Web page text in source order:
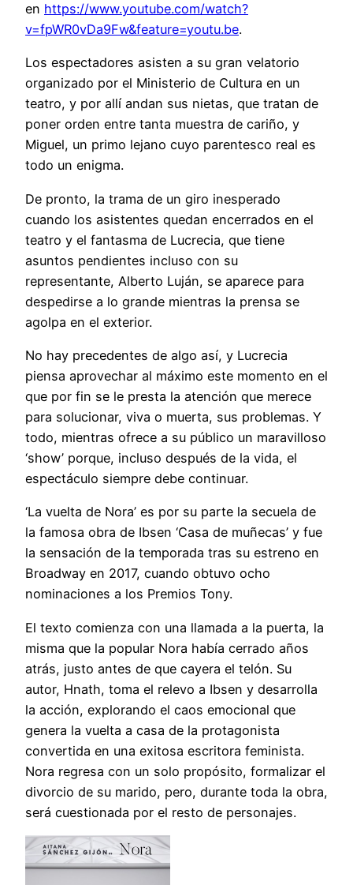
en https://www.youtube.com/watch?
v=fpWR0vDa9Fw&feature=youtu.be.
Los espectadores asisten a su gran velatorio
organizado por el Ministerio de Cultura en un
teatro, y por allí andan sus nietas, que tratan de
poner orden entre tanta muestra de cariño, y
Miguel, un primo lejano cuyo parentesco real es
todo un enigma.
De pronto, la trama de un giro inesperado
cuando los asistentes quedan encerrados en el
teatro y el fantasma de Lucrecia, que tiene
asuntos pendientes incluso con su
representante, Alberto Luján, se aparece para
despedirse a lo grande mientras la prensa se
agolpa en el exterior.
No hay precedentes de algo así, y Lucrecia
piensa aprovechar al máximo este momento en el
que por fin se le presta la atención que merece
para solucionar, viva o muerta, sus problemas. Y
todo, mientras ofrece a su público un maravilloso
‘show’ porque, incluso después de la vida, el
espectáculo siempre debe continuar.
‘La vuelta de Nora’ es por su parte la secuela de
la famosa obra de Ibsen ‘Casa de muñecas’ y fue
la sensación de la temporada tras su estreno en
Broadway en 2017, cuando obtuvo ocho
nominaciones a los Premios Tony.
El texto comienza con una llamada a la puerta, la
misma que la popular Nora había cerrado años
atrás, justo antes de que cayera el telón. Su
autor, Hnath, toma el relevo a Ibsen y desarrolla
la acción, explorando el caos emocional que
genera la vuelta a casa de la protagonista
convertida en una exitosa escritora feminista.
Nora regresa con un solo propósito, formalizar el
divorcio de su marido, pero, durante toda la obra,
será cuestionada por el resto de personajes.